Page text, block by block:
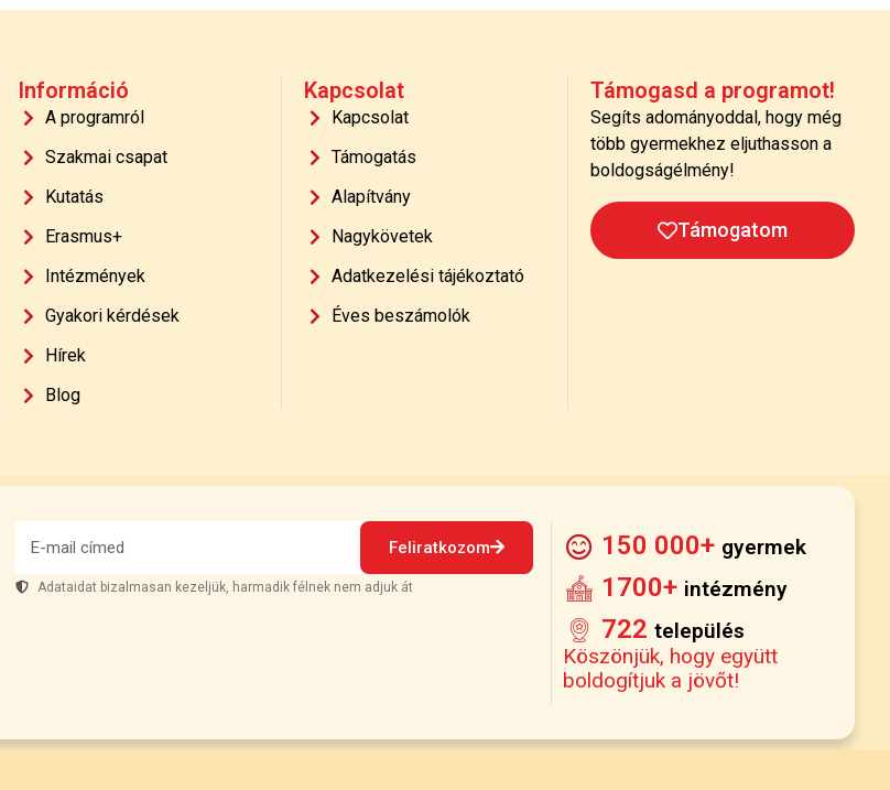
Információ
A programról
Szakmai csapat
Kutatás
Erasmus+
Intézmények
Gyakori kérdések
Hírek
Blog
Kapcsolat
Kapcsolat
Támogatás
Alapítvány
Nagykövetek
Adatkezelési tájékoztató
Éves beszámolók
Támogasd a programot!
Segíts adományoddal, hogy még
több gyermekhez eljuthasson a
boldogságélmény!
Támogatom
Feliratkozom
Adataidat bizalmasan kezeljük, harmadik félnek nem adjuk át
150 000+ gyermek
1700+ intézmény
722 település
Köszönjük, hogy együtt
boldogítjuk a jövőt!